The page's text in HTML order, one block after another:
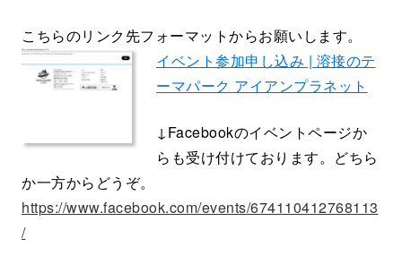
こちらのリンク先フォーマットからお願いします。
イベント参加申し込み | 溶接のテ
ーマパーク アイアンプラネット
↓Facebookのイベントページか
らも受け付けております。どちら
か一方からどうぞ。
https://www.facebook.com/events/674110412768113
/